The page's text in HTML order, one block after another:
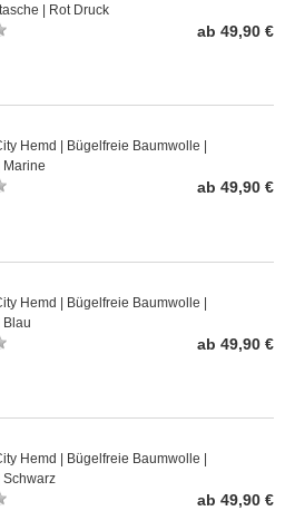
| Rot Druck
ab 49,90 €
Hemd | Bügelfreie Baumwolle |
Marine
ab 49,90 €
Hemd | Bügelfreie Baumwolle |
Blau
ab 49,90 €
Hemd | Bügelfreie Baumwolle |
Schwarz
ab 49,90 €